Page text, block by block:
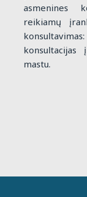
asmenines
reikiamų
konsultacijas
mastu.